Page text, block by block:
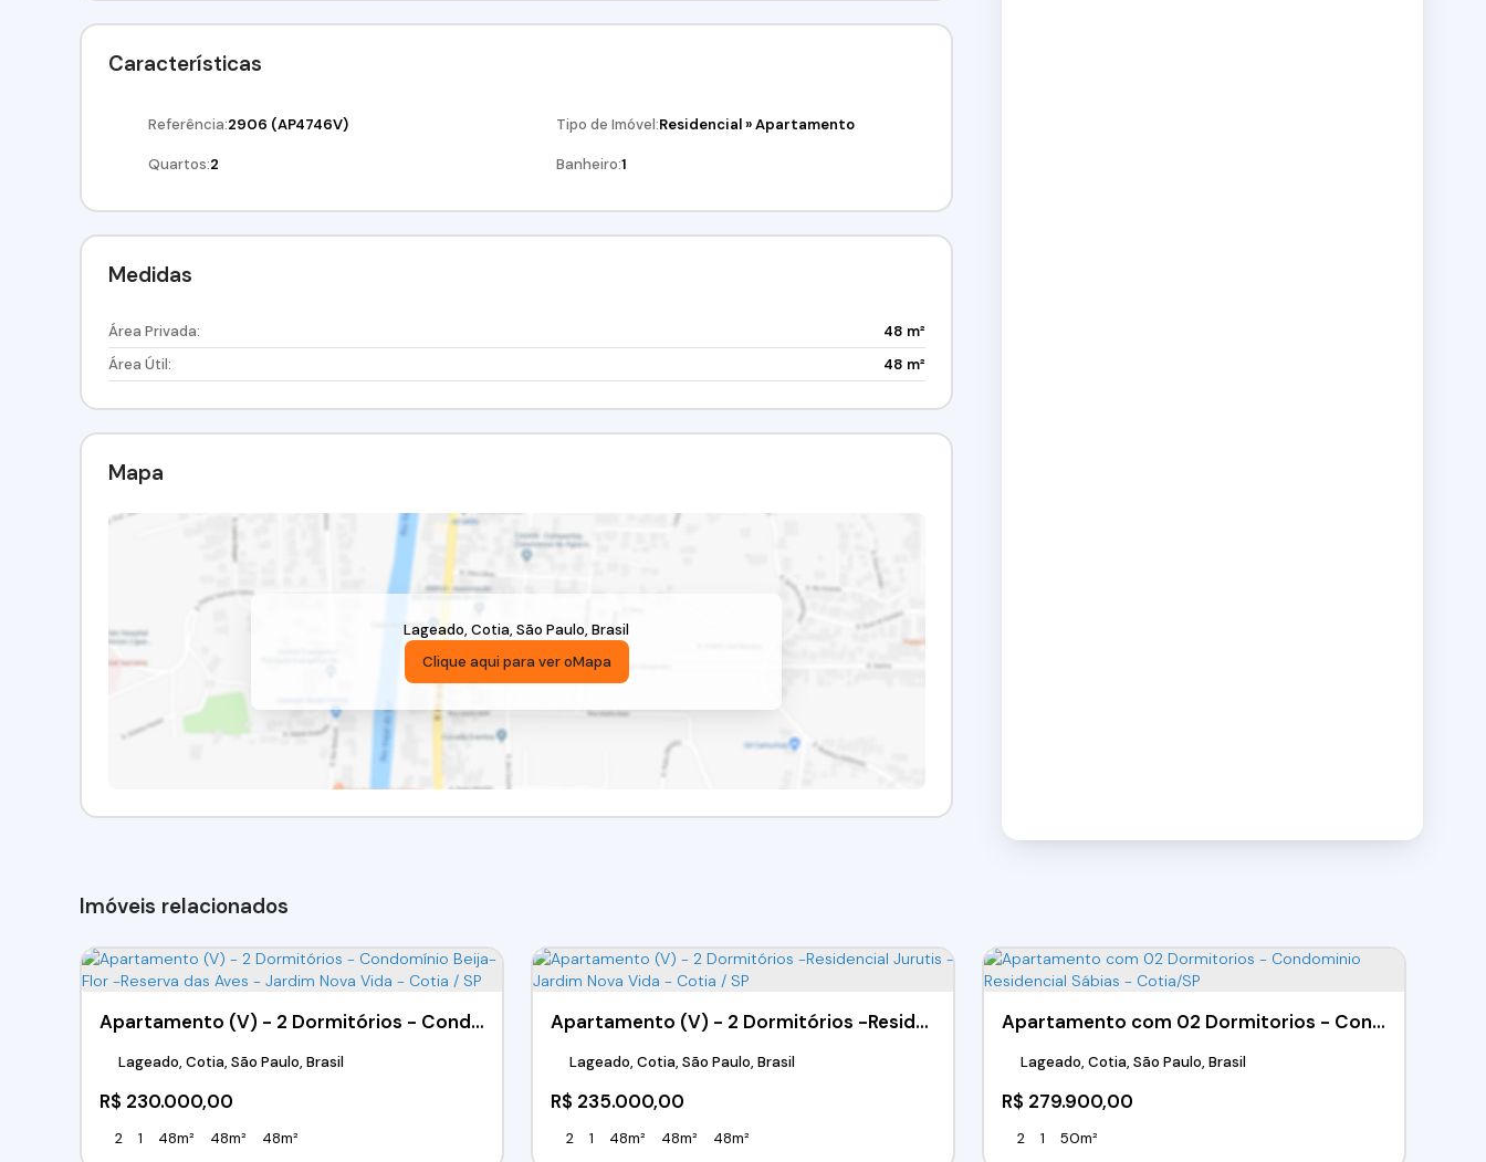
Características
Referência:2906 (AP4746V) Tipo de Imóvel:Residencial»Apartamento
Quartos:2 Banheiro:1
Medidas
Área Privada:
48 m²
Área Útil:
48 m²
Mapa
Lageado, Cotia, São Paulo, Brasil
Clique aqui para ver oMapa
Imóveis relacionados
Apartamento (V) - 2 Dormitórios - Condomínio Beija-Flor -Reserva das Aves - Jardim Nova Vida - Cotia / SP
R$ 230.000,00
Lageado, Cotia, São Paulo, Brasil
2 1 48m² 48m² 48m²
Apartamento (V) - 2 Dormitórios -Residencial Jurutis - Jardim Nova Vida - Cotia / SP
R$ 235.000,00
Lageado, Cotia, São Paulo, Brasil
2 1 48m² 48m² 48m²
Apartamento com 02 Dormitorios - Condominio Residencial Sábias - Cotia/SP
R$ 279.900,00
Lageado, Cotia, São Paulo, Brasil
2 1 50m²